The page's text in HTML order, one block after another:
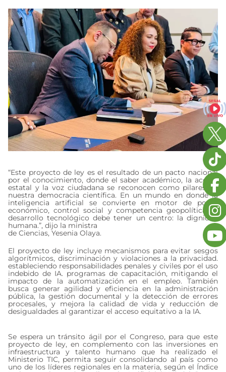
“Este proyecto de ley es el resultado de un pacto nacional
por el conocimiento, donde el saber académico, la acción
estatal y la voz ciudadana se reconocen como pilares de
nuestra democracia científica. En un mundo en donde la
inteligencia artificial se convierte en motor de poder
económico, control social y competencia geopolítica, el
desarrollo tecnológico debe tener un centro: la dignidad
humana.”, dijo la ministra
de Ciencias, Yesenia Olaya.
El proyecto de ley incluye mecanismos para evitar sesgos
algorítmicos, discriminación y violaciones a la privacidad.
estableciendo responsabilidades penales y civiles por el uso
indebido de IA. programas de capacitación, mitigando el
impacto de la automatización en el empleo. También
busca generar agilidad y eficiencia en la administración
pública, la gestión documental y la detección de errores
procesales, y mejora la calidad de vida y reducción de
desigualdades al garantizar el acceso equitativo a la IA.
Se espera un tránsito ágil por el Congreso, para que este
proyecto de ley, en complemento con las inversiones en
infraestructura y talento humano que ha realizado el
Ministerio TIC, permita seguir consolidando al país como
uno de los líderes regionales en la materia, según el Índice